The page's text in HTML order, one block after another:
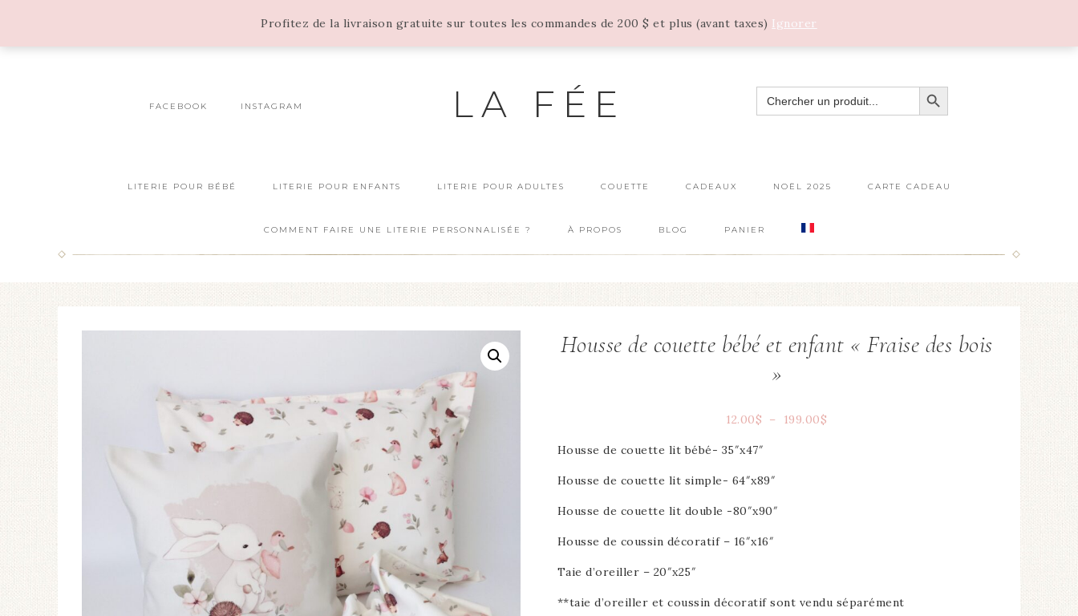
Profitez de la livraison gratuite sur toutes les commandes de 200 $ et plus (avant taxes) Ignorer
FACEBOOK INSTAGRAM
SEARCH
FOR:
SEARCH BUTTON
LA FÉE
LITERIE POUR BÉBÉ LITERIE POUR ENFANTS LITERIE POUR ADULTES COUETTE CADEAUX NOËL 2025 CARTE CADEAU
COMMENT FAIRE UNE LITERIE PERSONNALISÉE ? À PROPOS BLOG PANIER
Housse de couette bébé et enfant « Fraise des bois
»
12.00$ – 199.00$
Housse de couette lit bébé- 35″x47″
Housse de couette lit simple- 64″x89″
Housse de couette lit double -80″x90″
Housse de coussin décoratif – 16″x16″
Taie d’oreiller – 20″x25″
**taie d’oreiller et coussin décoratif sont vendu séparément